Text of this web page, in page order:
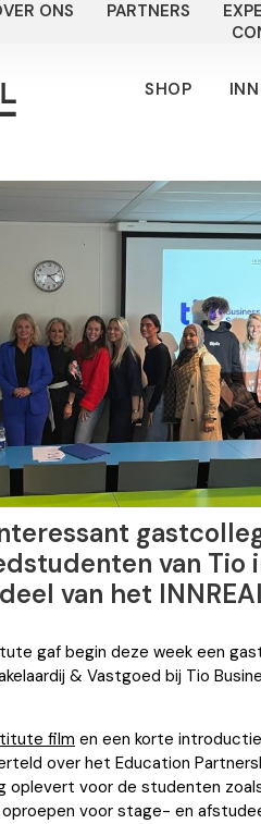
ONS PARTNERS
SHOP
van Tio
van het
gaf begin deze week een
& Vastgoed bij Tio
film en een korte
over het Education
oplevert voor de studenten
voor stage- en